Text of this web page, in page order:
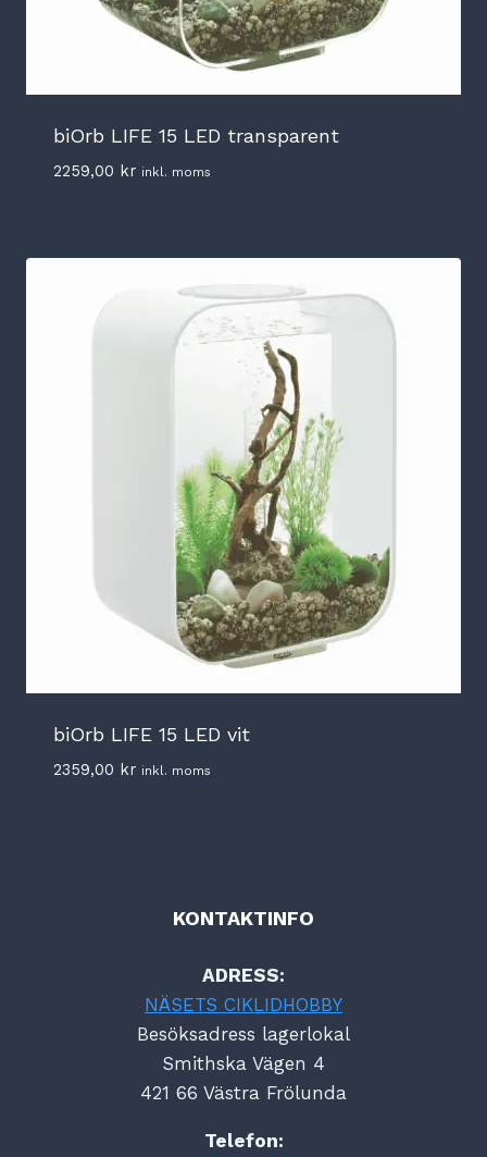
biOrb LIFE 15 LED transparent
2259,00 kr inkl. moms
biOrb LIFE 15 LED vit
2359,00 kr inkl. moms
KONTAKTINFO
ADRESS:
NÄSETS CIKLIDHOBBY
Besöksadress lagerlokal
Smithska Vägen 4
421 66 Västra Frölunda
Telefon: